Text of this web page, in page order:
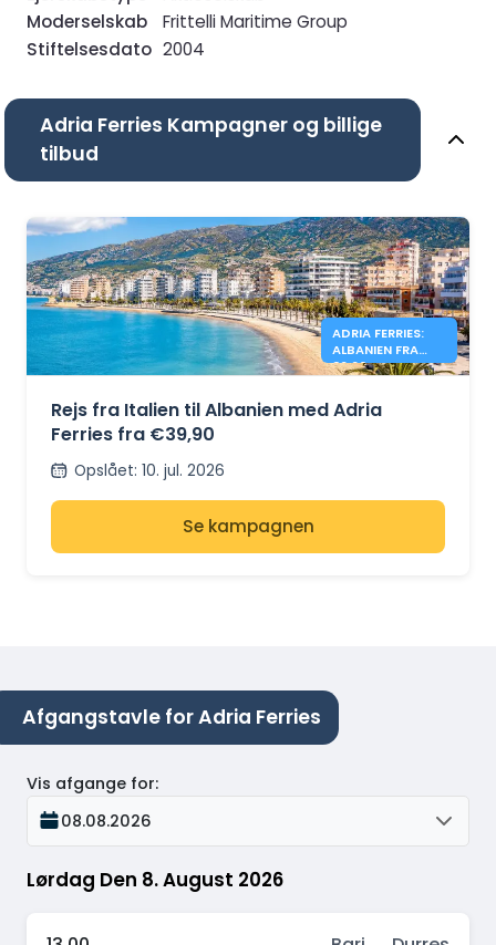
Moderselskab
Frittelli Maritime Group
Stiftelsesdato 2004
Adria Ferries Kampagner og billige
tilbud
ADRIA FERRIES:
ALBANIEN FRA
39,90 €
Rejs fra Italien til Albanien med Adria
Ferries fra €39,90
Opslået: 10. jul. 2026
Se kampagnen
Afgangstavle for Adria Ferries
Lørdag Den 8. August 2026
Vis afgange for:
08.08.2026